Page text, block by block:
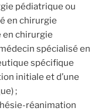
pédiatrique ou
en chirurgie
en chirurgie
spécialisé en
spécifique
initiale et d’une
;
réanimation